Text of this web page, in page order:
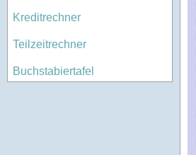
Kreditrechner
Teilzeitrechner
Buchstabiertafel